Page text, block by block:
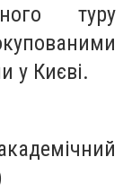
туру
у Києві.